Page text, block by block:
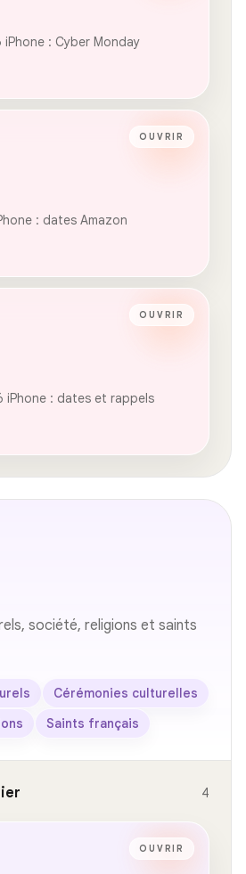
iPhone : Cyber Monday
OUVRIR
: dates Amazon
OUVRIR
iPhone : dates et rappels
société, religions et saints
Cérémonies culturelles
Saints français
4
OUVRIR